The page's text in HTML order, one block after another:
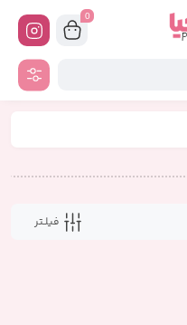
0
فیلـتر